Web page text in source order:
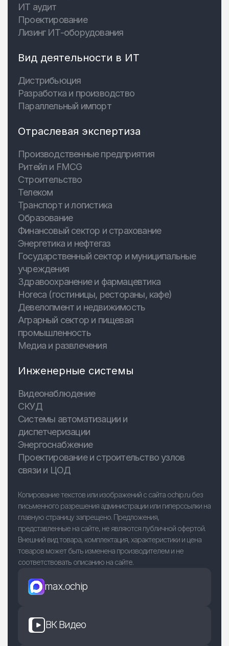
ИТ аудит
Проектирование
Лизинг ИТ-оборудования
Вид деятельности в ИТ
Дистрибьюция
Разработка и производство
Параллельный импорт
Отраслевая экспертиза
Производственные предприятия
Ритейл и FMCG
Строительство
Телеком
Транспорт и логистика
Образование
Финансовый сектор и страхование
Энергетика и нефтегаз
Государственный сектор и муниципальные
учреждения
Здравоохранение и фармацевтика
Horeca (гостиницы, рестораны, кафе)
Девелопмент и недвижимость
Аграрный сектор и пищевая
промышленность
Медиа и развлечения
Инженерные системы
Видеонаблюдение
СКУД
Системы автоматизации и
диспетчеризации
Энергоснабжение
Проектирование и строительство узлов
связи и ЦОД
Копирование текстов или изображений с сайта ochip.ru без
письменного разрешения администрации или гиперссылки на
главную страницу запрещено. Предложения,
представленные на сайте, не являются публичной офертой.
Внешний вид товара, комплектация, характеристики и цена
товаров может быть изменена производителем и не
соответствовать описанию на сайте.
max.ochip
ВК Видео